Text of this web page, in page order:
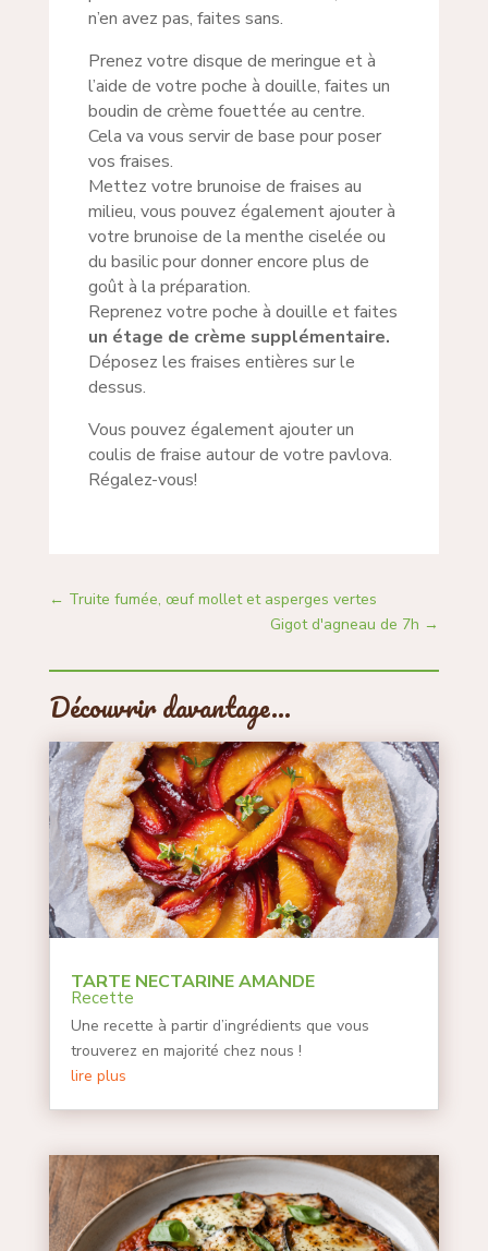
n’en avez pas, faites sans.
Prenez votre disque de meringue et à
l’aide de votre poche à douille, faites un
boudin de crème fouettée au centre.
Cela va vous servir de base pour poser
vos fraises.
Mettez votre brunoise de fraises au
milieu, vous pouvez également ajouter à
votre brunoise de la menthe ciselée ou
du basilic pour donner encore plus de
goût à la préparation.
Reprenez votre poche à douille et faites
un étage de crème supplémentaire.
Déposez les fraises entières sur le
dessus.
Vous pouvez également ajouter un
coulis de fraise autour de votre pavlova.
Régalez-vous!
← Truite fumée, œuf mollet et asperges vertes
Gigot d'agneau de 7h →
Découvrir davantage…
TARTE NECTARINE AMANDE
Recette
Une recette à partir d’ingrédients que vous
trouverez en majorité chez nous !
lire plus